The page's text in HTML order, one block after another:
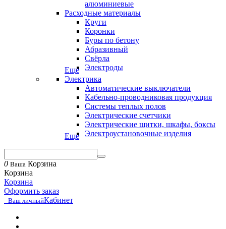
алюминиевые
Расходные материалы
Круги
Коронки
Буры по бетону
Абразивный
Свёрла
Электроды
Еще
Электрика
Автоматические выключатели
Кабельно-проводниковая продукция
Системы теплых полов
Электрические счетчики
Электрические щитки, шкафы, боксы
Электроустановочные изделия
Еще
0 Ваша Корзина
Корзина
Корзина
Оформить заказ
Ваш личныйКабинет